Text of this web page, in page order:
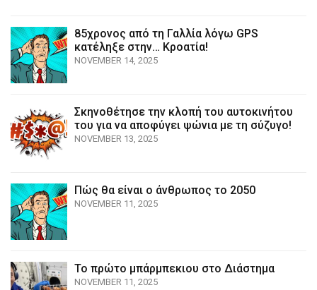
85χρονος από τη Γαλλία λόγω GPS
κατέληξε στην… Κροατία!
NOVEMBER 14, 2025
Σκηνοθέτησε την κλοπή του αυτοκινήτου
του για να αποφύγει ψώνια με τη σύζυγο!
NOVEMBER 13, 2025
Πώς θα είναι ο άνθρωπος το 2050
NOVEMBER 11, 2025
Το πρώτο μπάρμπεκιου στο Διάστημα
NOVEMBER 11, 2025